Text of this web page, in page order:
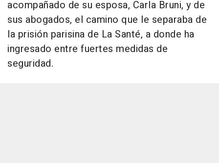
acompañado de su esposa, Carla Bruni, y de
sus abogados, el camino que le separaba de
la prisión parisina de La Santé, a donde ha
ingresado entre fuertes medidas de
seguridad.